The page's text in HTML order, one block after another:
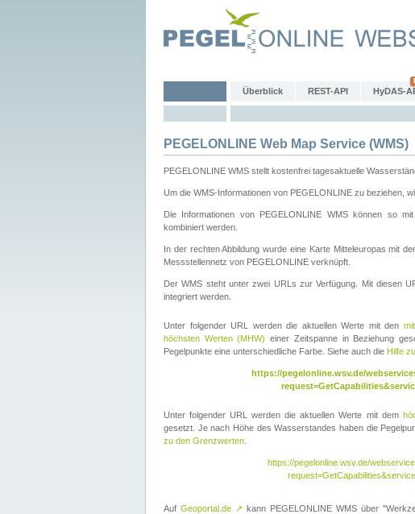
Überblick REST-API HyDAS-
PEGELONLINE Web Map Service (WMS)
PEGELONLINE WMS stellt kostenfrei tagesaktuelle
Um die WMS-Informationen von PEGELONLINE zu beziehen,
Die Informationen von PEGELONLINE WMS können so
kombiniert werden.
In der rechten Abbildung wurde eine Karte Mitteleuropas mit
Messstellennetz von PEGELONLINE verknüpft.
Der WMS steht unter zwei URLs zur Verfügung. Mit diesen
integriert werden.
Unter folgender URL werden die aktuellen Werte mit den
höchsten Werten (MHW) einer Zeitspanne in Beziehung
Pegelpunkte eine unterschiedliche Farbe. Siehe auch die Hilfe
https://pegelonline.wsv.de/
Unter folgender URL werden die aktuellen Werte mit dem
gesetzt. Je nach Höhe des Wasserstandes haben die
zu den Grenzwerten
https://pegelonline.wsv.de/
Auf Geoportal.de ↗ kann PEGELONLINE WMS über